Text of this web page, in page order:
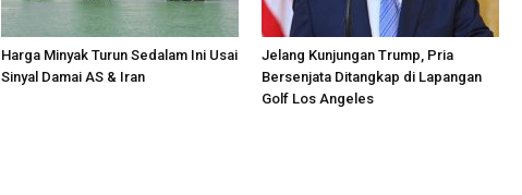
Harga Minyak Turun Sedalam Ini Usai
Sinyal Damai AS & Iran
Jelang Kunjungan Trump, Pria
Bersenjata Ditangkap di Lapangan
Golf Los Angeles